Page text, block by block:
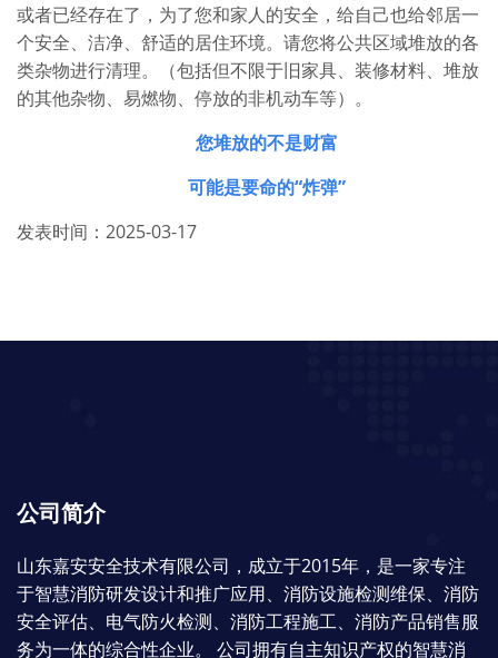
或者已经存在了，为了您和家人的安全，给自己也给邻居一
个安全、洁净、舒适的居住环境。请您将公共区域堆放的各
类杂物进行清理。（包括但不限于旧家具、装修材料、堆放
的其他杂物、易燃物、停放的非机动车等）。
您堆放的不是财富
可能是要命的“炸弹”
发表时间：2025-03-17
公司简介
山东嘉安安全技术有限公司，成立于2015年，是一家专注
于智慧消防研发设计和推广应用、消防设施检测维保、消防
安全评估、电气防火检测、消防工程施工、消防产品销售服
务为一体的综合性企业。 公司拥有自主知识产权的智慧消